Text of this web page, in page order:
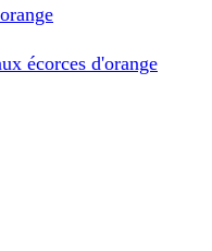
écorces d'orange